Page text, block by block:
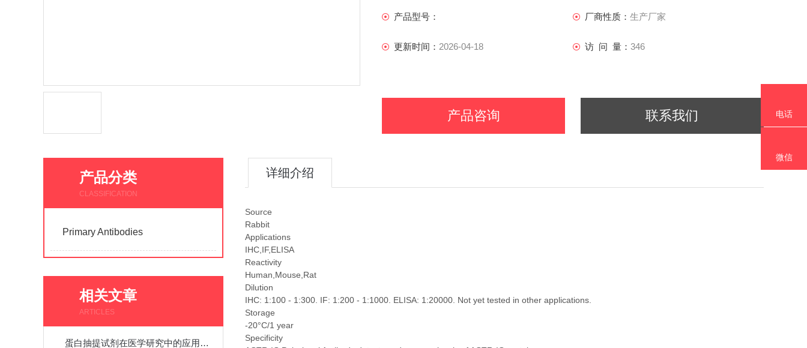
产品型号： 厂商性质： 生产厂家
更新时间： 2026-04-18 访 问 量： 346
产品咨询 联系我们
产品分类
CLASSIFICATION
Primary Antibodies
相关文章
ARTICLES
蛋白抽提试剂在医学研究中的应用有哪些？
详细介绍
Source
Rabbit
Applications
IHC,IF,ELISA
Reactivity
Human,Mouse,Rat
Dilution
IHC: 1:100 - 1:300. IF: 1:200 - 1:1000. ELISA: 1:20000. Not yet tested in other applications.
Storage
-20°C/1 year
Specificity
电话
微信